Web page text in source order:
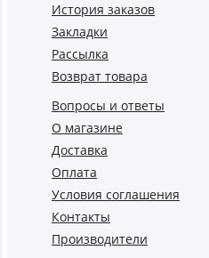
История заказов
Закладки
Рассылка
Возврат товара
Вопросы и ответы
О магазине
Доставка
Оплата
Условия соглашения
Контакты
Производители